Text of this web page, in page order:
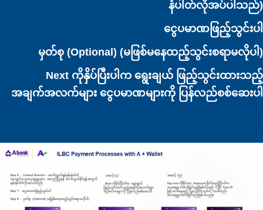
နံပါတ်လိုအပ်ပါသည်)
ငွေပမာဏဖြည့်သွင်းပါ
မှတ်စု (Optional) (မဖြစ်မနေထည့်သွင်းစရာမလိုပါ)
Next ကိုနှိပ်ပြီးပါက ရွေးချယ် ဖြည့်သွင်းထားသည့်
အချက်အလက်များ ငွေပမာဏများကို ပြန်လည်စစ်ဆေးပါ